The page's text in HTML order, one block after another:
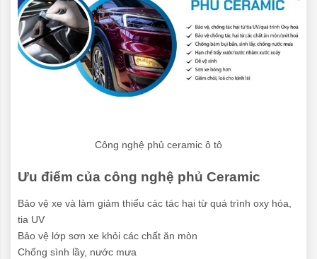
Công nghệ phủ ceramic ô tô
Ưu điểm của công nghệ phủ Ceramic
Bảo vệ xe và làm giảm thiểu các tác hại từ quá trình oxy hóa,
tia UV
Bảo vệ lớp sơn xe khỏi các chất ăn mòn
Chống sình lầy, nước mưa